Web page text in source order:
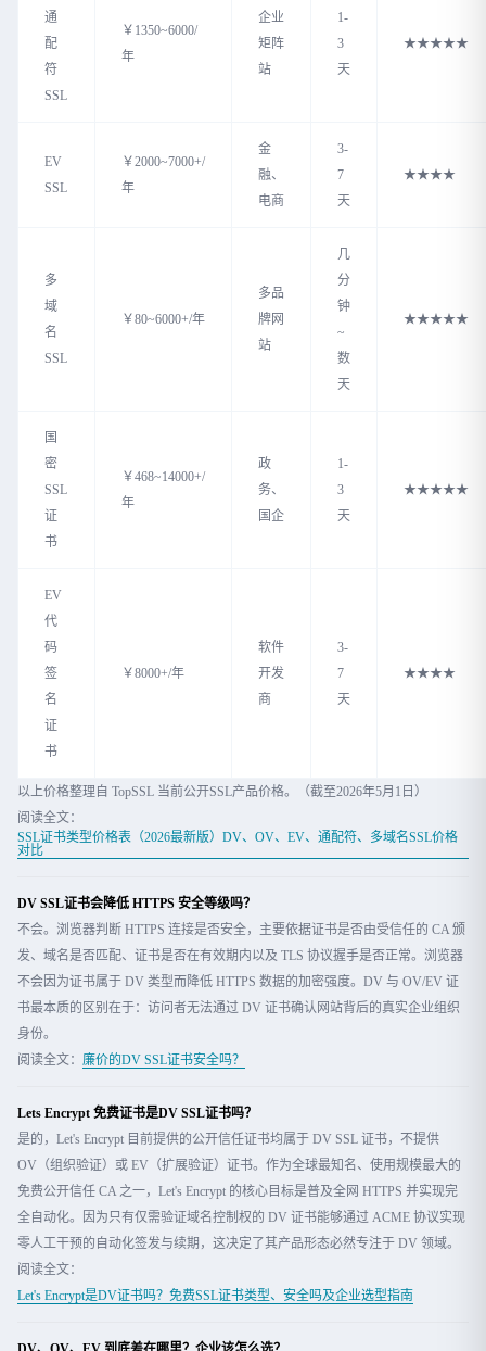
通
配
符
SSL
￥1350~6000/
年
企业
矩阵
站
1-
3
天
★★★★★
EV
SSL
￥2000~7000+/
年
金
融、
电商
3-
7
天
★★★★
多
域
名
SSL
￥80~6000+/年
多品
牌网
站
几
分
钟
~
数
天
★★★★★
国
密
SSL
证
书
￥468~14000+/
年
政
务、
国企
1-
3
天
★★★★★
EV
代
码
签
名
证
书
￥8000+/年
软件
开发
商
3-
7
天
★★★★
以上价格整理自 TopSSL 当前公开SSL产品价格。（截至2026年5月1日）
阅读全文：
SSL证书类型价格表（2026最新版）DV、OV、EV、通配符、多域名SSL价格
对比
DV SSL证书会降低 HTTPS 安全等级吗？
不会。浏览器判断 HTTPS 连接是否安全，主要依据证书是否由受信任的 CA 颁
发、域名是否匹配、证书是否在有效期内以及 TLS 协议握手是否正常。浏览器
不会因为证书属于 DV 类型而降低 HTTPS 数据的加密强度。DV 与 OV/EV 证
书最本质的区别在于：访问者无法通过 DV 证书确认网站背后的真实企业组织
身份。
阅读全文： 廉价的DV SSL证书安全吗？
Lets Encrypt 免费证书是DV SSL证书吗？
是的，Let's Encrypt 目前提供的公开信任证书均属于 DV SSL 证书，不提供
OV（组织验证）或 EV（扩展验证）证书。作为全球最知名、使用规模最大的
免费公开信任 CA 之一，Let's Encrypt 的核心目标是普及全网 HTTPS 并实现完
全自动化。因为只有仅需验证域名控制权的 DV 证书能够通过 ACME 协议实现
零人工干预的自动化签发与续期，这决定了其产品形态必然专注于 DV 领域。
阅读全文：
Let's Encrypt是DV证书吗？免费SSL证书类型、安全吗及企业选型指南